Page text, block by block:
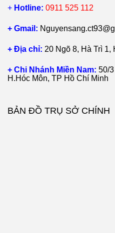
+ Hotline: 0911 525 112
+ Gmail:
+ Địa chỉ: 20 Ngõ 8, Hà Trì
+ Chi Nhánh Miền Nam: 50/
H.Hóc Môn, TP Hồ Chí Minh
BẢN ĐỒ TRỤ SỞ CHÍNH